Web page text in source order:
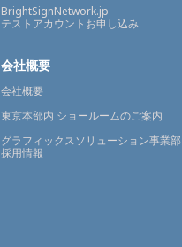
BrightSignNetwork.jp
テストアカウントお申し込み
会社概要
会社概要
東京本部内 ショールームのご案内
グラフィックスソリューション事業部
採用情報